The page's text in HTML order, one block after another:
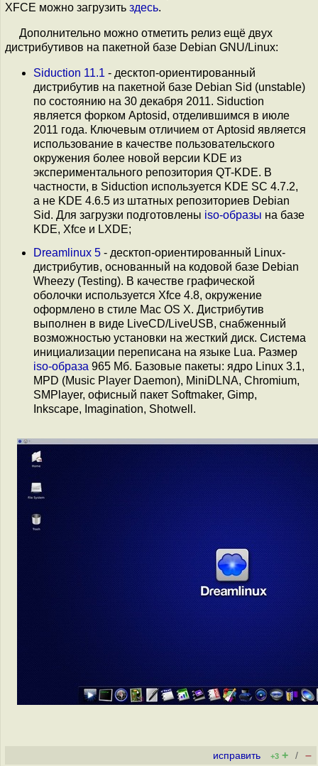
XFCE можно загрузить здесь.
Дополнительно можно отметить релиз ещё двух
дистрибутивов на пакетной базе Debian GNU/Linux:
Siduction 11.1 - десктоп-ориентированный
дистрибутив на пакетной базе Debian Sid (unstable)
по состоянию на 30 декабря 2011. Siduction
является форком Aptosid, отделившимся в июле
2011 года. Ключевым отличием от Aptosid является
использование в качестве пользовательского
окружения более новой версии KDE из
экспериментального репозитория QT-KDE. В
частности, в Siduction используется KDE SC 4.7.2,
а не KDE 4.6.5 из штатных репозиториев Debian
Sid. Для загрузки подготовлены iso-образы на базе
KDE, Xfce и LXDE;
Dreamlinux 5 - десктоп-ориентированный Linux-
дистрибутив, основанный на кодовой базе Debian
Wheezy (Testing). В качестве графической
оболочки используется Xfce 4.8, окружение
оформлено в стиле Mac OS X. Дистрибутив
выполнен в виде LiveCD/LiveUSB, снабженный
возможностью установки на жесткий диск. Система
инициализации переписана на языке Lua. Размер
iso-образа 965 Мб. Базовые пакеты: ядро Linux 3.1,
MPD (Music Player Daemon), MiniDLNA, Chromium,
SMPlayer, офисный пакет Softmaker, Gimp,
Inkscape, Imagination, Shotwell.
исправить +3 + / –